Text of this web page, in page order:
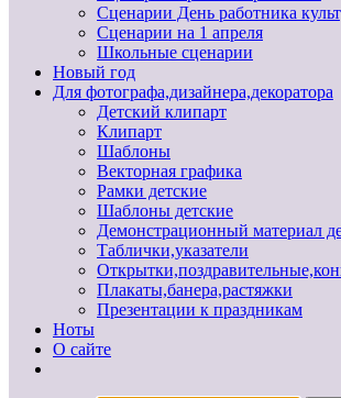
Сценарии День работника
Сценарии на 1 апреля
Школьные сценарии
Новый год
Для фотографа,дизайнера,декоратора
Детский клипарт
Клипарт
Шаблоны
Векторная графика
Рамки детские
Шаблоны детские
Демонстрационный материал
Таблички,указатели
Плакаты,банера,растяжки
Презентации к праздникам
Ноты
О сайте